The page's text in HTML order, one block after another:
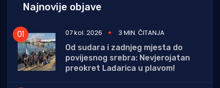
Najnovije objave
07 kol. 2026
3 MIN. ČITANJA
Od sudara i zadnjeg mjesta do
povijesnog srebra: Nevjerojatan
preokret Lađarica u plavom!